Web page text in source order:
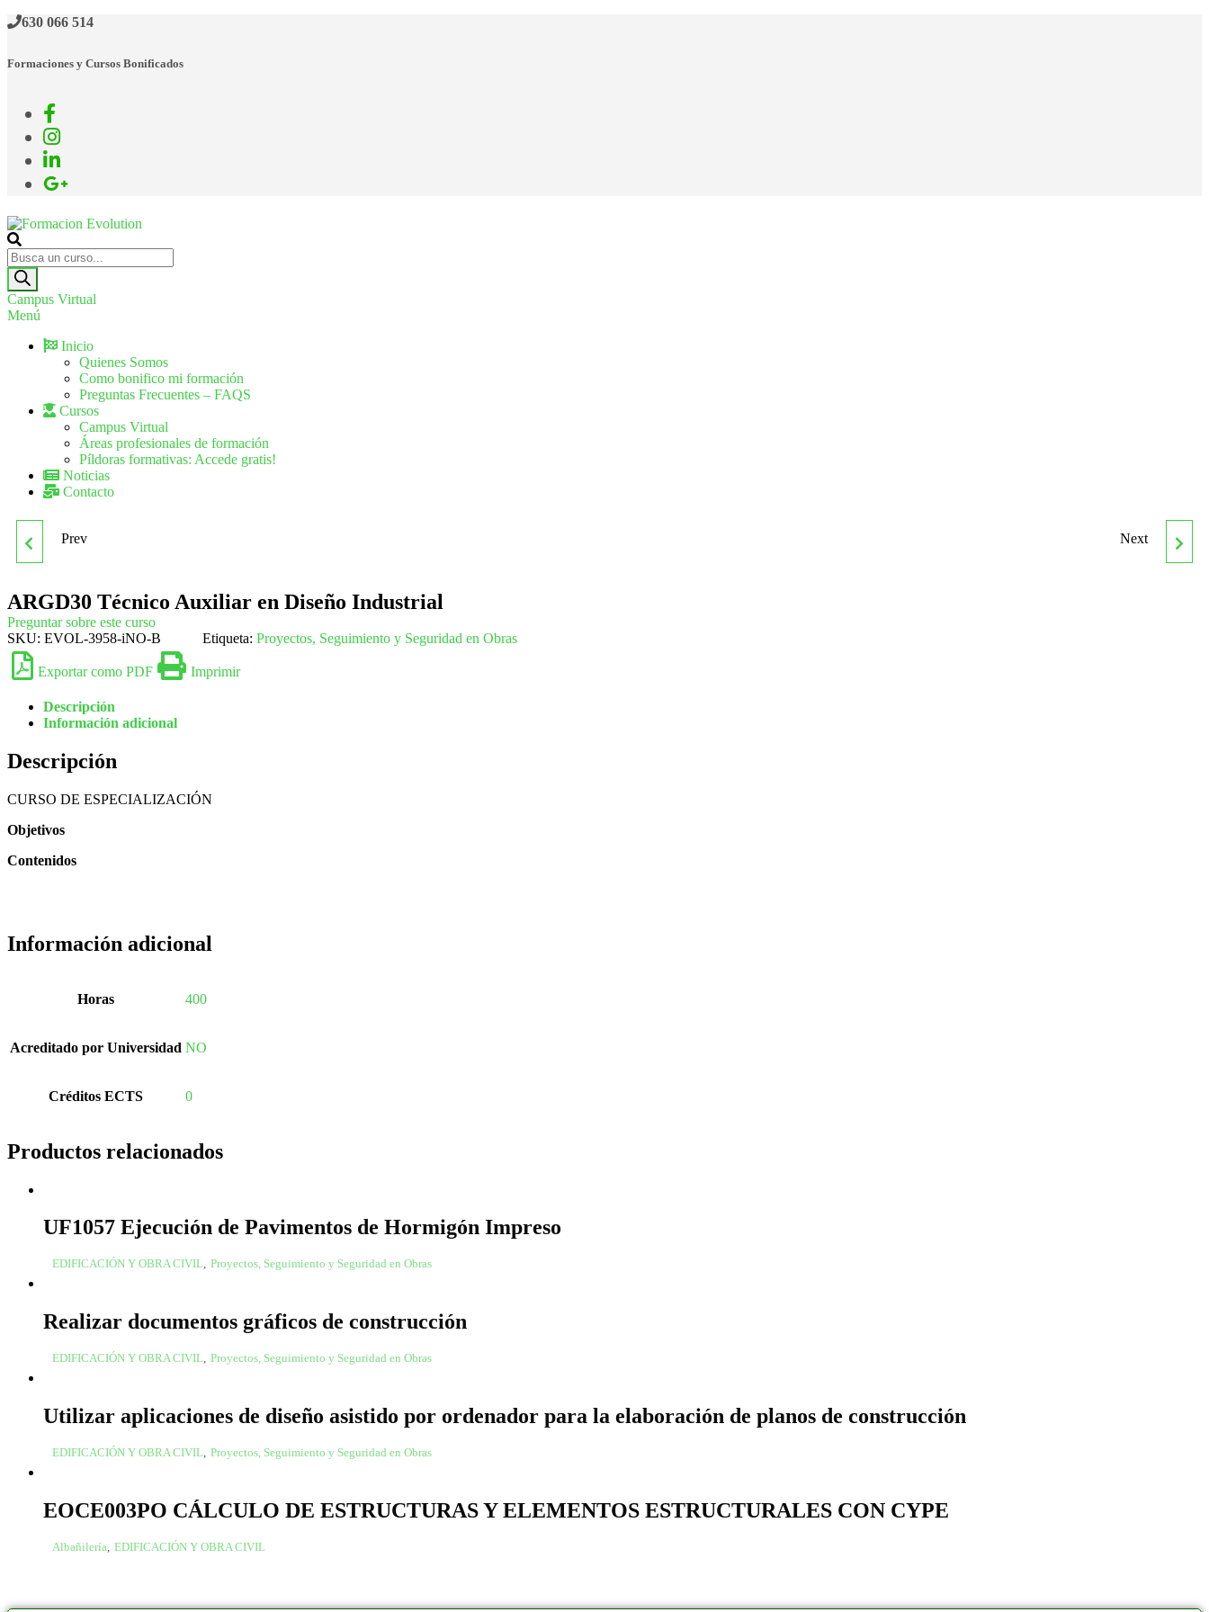
630 066 514
Formaciones y Cursos Bonificados
Formacion Evolution
Cursos de formación continua
Campus Virtual
Menú
Inicio
Quienes Somos
Como bonifico mi formación
Preguntas Frecuentes – FAQS
Cursos
Campus Virtual
Áreas profesionales de formación
Píldoras formativas: Accede gratis!
Noticias
Contacto
PLEGADO
Prev ARGD40 TÉCNICONext
ARGD30 Técnico Auxiliar en Diseño Industrial
Preguntar sobre este curso
SKU: EVOL-3958-iNO-B Etiqueta: Proyectos, Seguimiento y Seguridad en Obras
Exportar como PDF Imprimir
Descripción
Información adicional
Descripción
CURSO DE ESPECIALIZACIÓN
Objetivos
Contenidos
Información adicional
Horas 400
Acreditado por Universidad NO
Créditos ECTS 0
Productos relacionados
UF1057 Ejecución de Pavimentos de Hormigón Impreso
EDIFICACIÓN Y OBRA CIVIL, Proyectos, Seguimiento y Seguridad en Obras
Realizar documentos gráficos de construcción
EDIFICACIÓN Y OBRA CIVIL, Proyectos, Seguimiento y Seguridad en Obras
Utilizar aplicaciones de diseño asistido por ordenador para la elaboración de planos de construcción
EDIFICACIÓN Y OBRA CIVIL, Proyectos, Seguimiento y Seguridad en Obras
EOCE003PO CÁLCULO DE ESTRUCTURAS Y ELEMENTOS ESTRUCTURALES CON CYPE
Albañilería EDIFICACIÓN Y OBRA CIVIL